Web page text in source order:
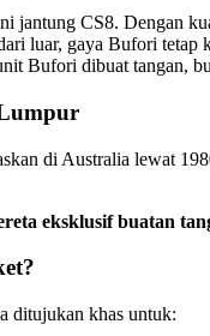
jantung CS8. Dengan
luar, gaya Bufori tetap
Bufori dibuat tangan,
di Australia lewat
eksklusif buatan
ditujukan khas untuk: